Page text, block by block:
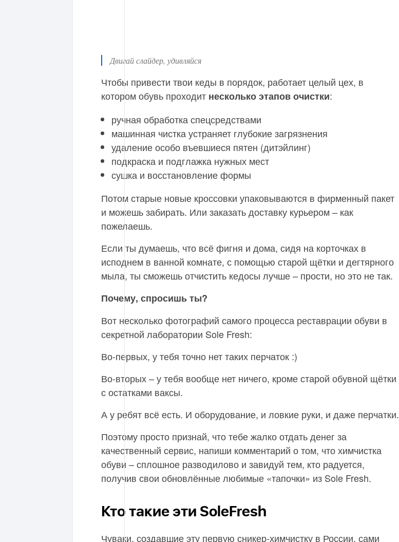
Двигай слайдер, удивляйся
Чтобы привести твои кеды в порядок, работает целый цех, в
котором обувь проходит несколько этапов очистки:
ручная обработка спецсредствами
машинная чистка устраняет глубокие загрязнения
удаление особо въевшиеся пятен (дитэйлинг)
подкраска и подглажка нужных мест
сушка и восстановление формы
Потом старые новые кроссовки упаковываются в фирменный пакет
и можешь забирать. Или заказать доставку курьером – как
пожелаешь.
Если ты думаешь, что всё фигня и дома, сидя на корточках в
исподнем в ванной комнате, с помощью старой щётки и дегтярного
мыла, ты сможешь отчистить кедосы лучше – прости, но это не так.
Почему, спросишь ты?
Вот несколько фотографий самого процесса реставрации обуви в
секретной лаборатории Sole Fresh:
Во-первых, у тебя точно нет таких перчаток :)
Во-вторых – у тебя вообще нет ничего, кроме старой обувной щётки
с остатками ваксы.
А у ребят всё есть. И оборудование, и ловкие руки, и даже перчатки.
Поэтому просто признай, что тебе жалко отдать денег за
качественный сервис, напиши комментарий о том, что химчистка
обуви – сплошное разводилово и завидуй тем, кто радуется,
получив свои обновлённые любимые «тапочки» из Sole Fresh.
Кто такие эти SoleFresh
Чуваки, создавшие эту первую сникер-химчистку в России, сами